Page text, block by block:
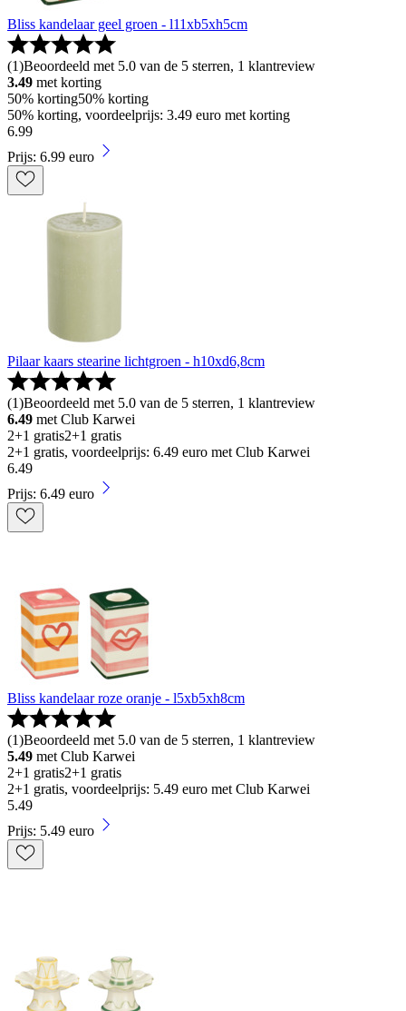
Bliss kandelaar geel groen - l11xb5xh5cm
(1)Beoordeeld met 5.0 van de 5 sterren, 1 klantreview
3.49 met korting
50% korting50% korting
50% korting, voordeelprijs: 3.49 euro met korting
6.99
Prijs: 6.99 euro
Pilaar kaars stearine lichtgroen - h10xd6,8cm
(1)Beoordeeld met 5.0 van de 5 sterren, 1 klantreview
6.49 met Club Karwei
2+1 gratis2+1 gratis
2+1 gratis, voordeelprijs: 6.49 euro met Club Karwei
6.49
Prijs: 6.49 euro
Bliss kandelaar roze oranje - l5xb5xh8cm
(1)Beoordeeld met 5.0 van de 5 sterren, 1 klantreview
5.49 met Club Karwei
2+1 gratis2+1 gratis
2+1 gratis, voordeelprijs: 5.49 euro met Club Karwei
5.49
Prijs: 5.49 euro